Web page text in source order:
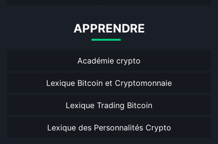
APPRENDRE
Académie crypto
Lexique Bitcoin et Cryptomonnaie
Lexique Trading Bitcoin
Lexique des Personnalités Crypto